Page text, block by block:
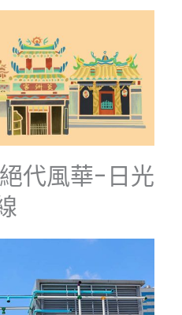
代風華-日光